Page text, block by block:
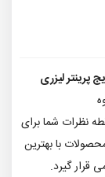
پرینتر لیزری
نظرات شما برای
با بهترین
قرار گیرد.